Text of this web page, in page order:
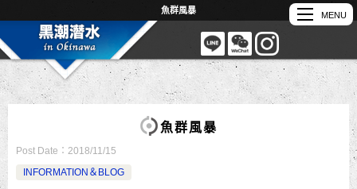
魚群風暴
魚群風暴
Post Date： 2018/11/15
INFORMATION＆BLOG